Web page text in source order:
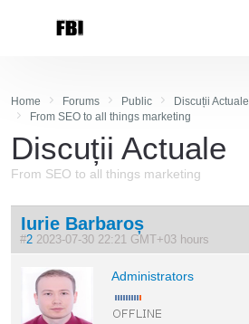
Home Forums Public
Discuții Actuale
From SEO to all things marketing
Discuții Actuale
From SEO to all things marketing
Iurie Barbaroș
#2 2023-07-30 22:21 GMT+03 hours
Administrators